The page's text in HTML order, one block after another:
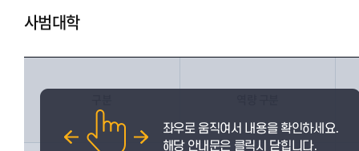
사범대학